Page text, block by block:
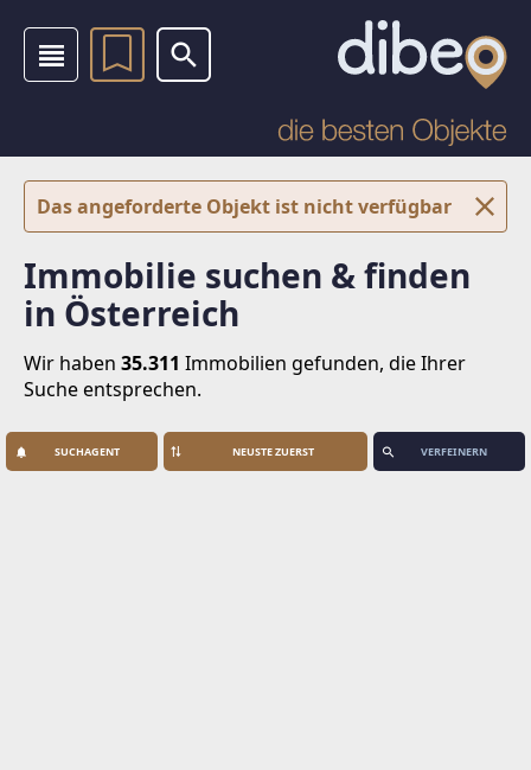
Das angeforderte Objekt ist nicht verfügbar
Immobilie suchen & finden
in Österreich
Wir haben 35.311 Immobilien gefunden, die Ihrer
Suche entsprechen.
SUCHAGENT VERFEINERN